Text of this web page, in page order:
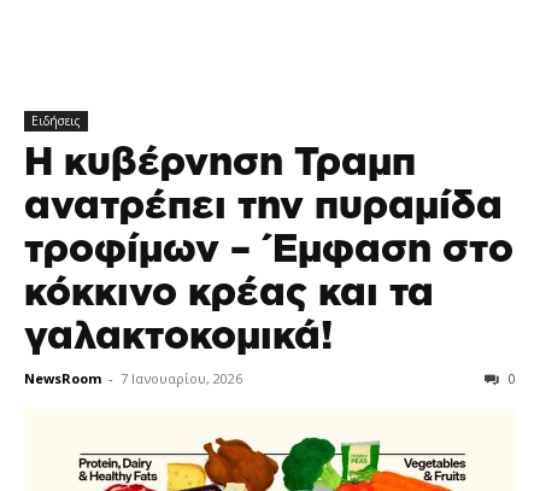
Ειδήσεις
Η κυβέρνηση Τραμπ
ανατρέπει την πυραμίδα
τροφίμων – Έμφαση στο
κόκκινο κρέας και τα
γαλακτοκομικά!
NewsRoom - 7 Ιανουαρίου, 2026 0